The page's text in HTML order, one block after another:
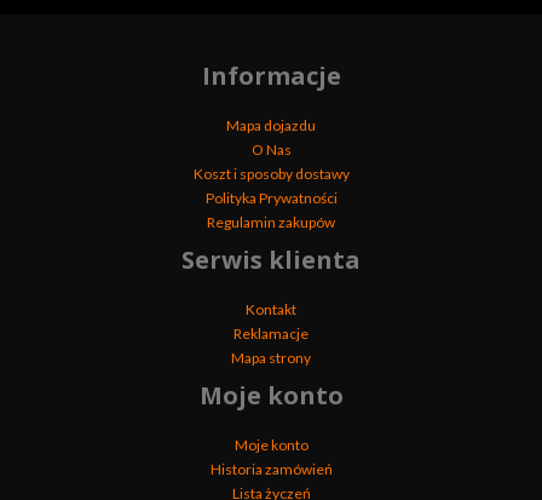
Informacje
Mapa dojazdu
O Nas
Koszt i sposoby dostawy
Polityka Prywatności
Regulamin zakupów
Serwis klienta
Kontakt
Reklamacje
Mapa strony
Moje konto
Moje konto
Historia zamówień
Lista życzeń